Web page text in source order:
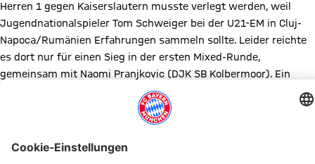
Herren 1 gegen Kaiserslautern musste verlegt werden, weil
Jugendnationalspieler Tom Schweiger bei der U21-EM in Cluj-
Napoca/Rumänien Erfahrungen sammeln sollte. Leider reichte
es dort nur für einen Sieg in der ersten Mixed-Runde,
gemeinsam mit Naomi Pranjkovic (DJK SB Kolbermoor). Ein
ausführlicher Bericht findet zur U21-EM findet sich auf den
Nun startet unsere erste Mannschaft am Samstag, 24.9. um 18
Uhr gegen TTC Wöschbach und am Sonntag, 25.9. um 14 Uhr im